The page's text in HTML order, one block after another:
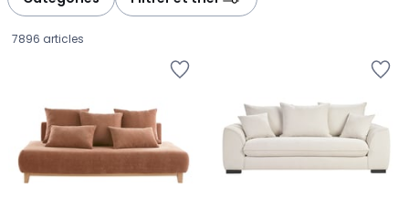
7896 articles